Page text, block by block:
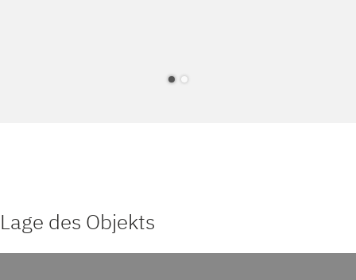
Lage des Objekts